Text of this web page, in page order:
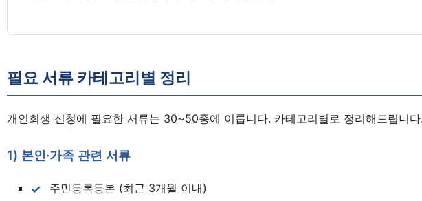
필요 서류 카테고리별 정리
개인회생 신청에 필요한 서류는 30~50종에 이릅니다. 카테고리별로 정리해드립니
1) 본인·가족 관련 서류
주민등록등본 (최근 3개월 이내)